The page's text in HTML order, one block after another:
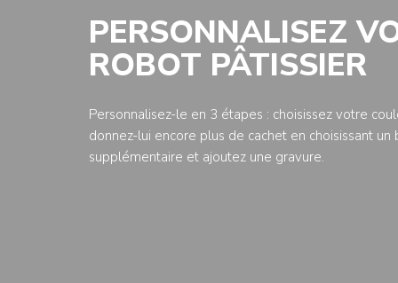
PERSONNALISEZ
ROBOT PÂTISSIER
Personnalisez-le en 3 étapes : choisissez votre
donnez-lui encore plus de cachet en choisissant un
supplémentaire et ajoutez une gravure.